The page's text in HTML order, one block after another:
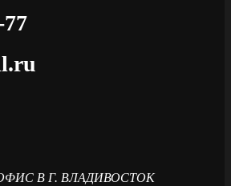
77
В Г. ВЛАДИВОСТОК